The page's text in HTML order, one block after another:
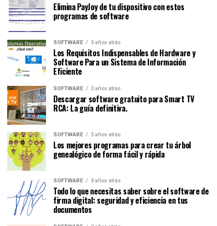
Elimina PayJoy de tu dispositivo con estos
programas de software
SOFTWARE 3 años atrás
Los Requisitos Indispensables de Hardware y
Software Para un Sistema de Información
Eficiente
SOFTWARE 3 años atrás
Descargar software gratuito para Smart TV
RCA: La guía definitiva.
SOFTWARE 3 años atrás
Los mejores programas para crear tu árbol
genealógico de forma fácil y rápida
SOFTWARE 3 años atrás
Todo lo que necesitas saber sobre el software de
firma digital: seguridad y eficiencia en tus
documentos